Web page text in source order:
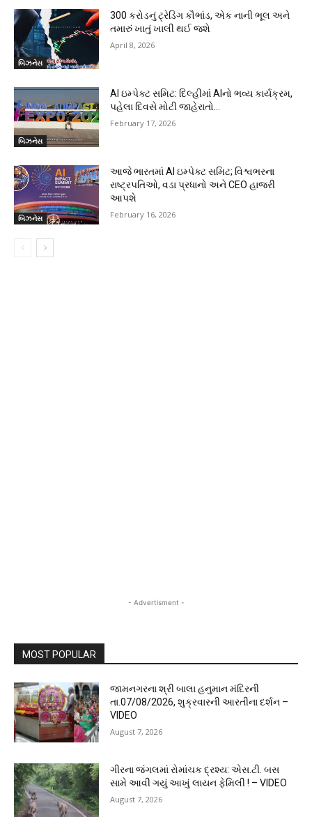
બિઝનેસ
300 કરોડનું ટ્રેડિંગ કૌભાંડ, એક નાની ભૂલ અને
તમારું ખાતું ખાલી થઈ જશે
April 8, 2026
બિઝનેસ
AI ઇમ્પેક્ટ સમિટ: દિલ્હીમાં AIનો ભવ્ય કાર્યક્રમ,
પહેલા દિવસે મોટી જાહેરાતો…
February 17, 2026
બિઝનેસ
આજે ભારતમાં AI ઇમ્પેક્ટ સમિટ; વિશ્વભરના
રાષ્ટ્રપતિઓ, વડા પ્રધાનો અને CEO હાજરી
આપશે
February 16, 2026
- Advertisment -
MOST POPULAR
જામનગરના શ્રી બાલા હનુમાન મંદિરની
તા.07/08/2026, શુક્રવારની આરતીના દર્શન –
VIDEO
August 7, 2026
ગીરના જંગલમાં રોમાંચક દ્રશ્ય: એસ.ટી. બસ
સામે આવી ગયું આખું લાયન ફેમિલી ! – VIDEO
August 7, 2026